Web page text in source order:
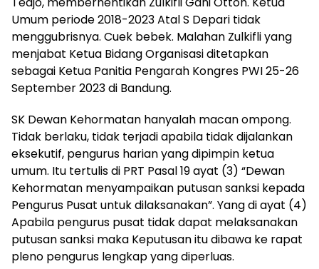
Umum periode 2018-2023 Atal S Depari tidak
menggubrisnya. Cuek bebek. Malahan Zulkifli yang
menjabat Ketua Bidang Organisasi ditetapkan
sebagai Ketua Panitia Pengarah Kongres PWI 25-26
September 2023 di Bandung.
SK Dewan Kehormatan hanyalah macan ompong.
Tidak berlaku, tidak terjadi apabila tidak dijalankan
eksekutif, pengurus harian yang dipimpin ketua
umum. Itu tertulis di PRT Pasal 19 ayat (3) “Dewan
Kehormatan menyampaikan putusan sanksi kepada
Pengurus Pusat untuk dilaksanakan”. Yang di ayat (4)
Apabila pengurus pusat tidak dapat melaksanakan
putusan sanksi maka Keputusan itu dibawa ke rapat
pleno pengurus lengkap yang diperluas.